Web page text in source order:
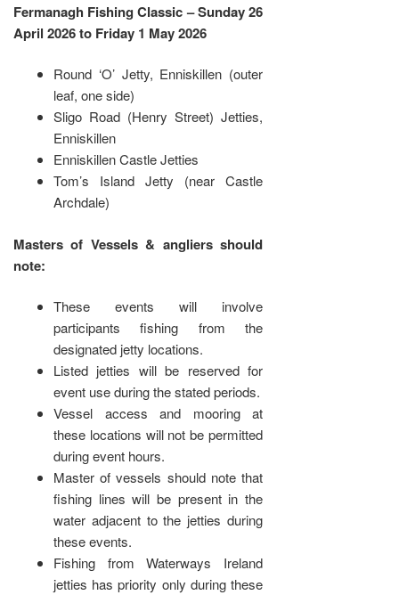
Fermanagh Fishing Classic – Sunday 26
April 2026 to Friday 1 May 2026
Round ‘O’ Jetty, Enniskillen (outer
leaf, one side)
Sligo Road (Henry Street) Jetties,
Enniskillen
Enniskillen Castle Jetties
Tom’s Island Jetty (near Castle
Archdale)
Masters of Vessels & angliers should
note:
These events will involve
participants fishing from the
designated jetty locations.
Listed jetties will be reserved for
event use during the stated periods.
Vessel access and mooring at
these locations will not be permitted
during event hours.
Master of vessels should note that
fishing lines will be present in the
water adjacent to the jetties during
these events.
Fishing from Waterways Ireland
jetties has priority only during these